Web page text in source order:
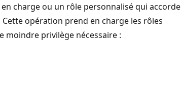
charge ou un rôle personnalisé qui accorde
opération prend en charge les rôles
moindre privilège nécessaire :